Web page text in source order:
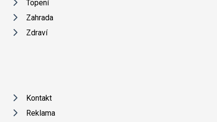
Topení
Zahrada
Zdraví
Kontakt
Reklama